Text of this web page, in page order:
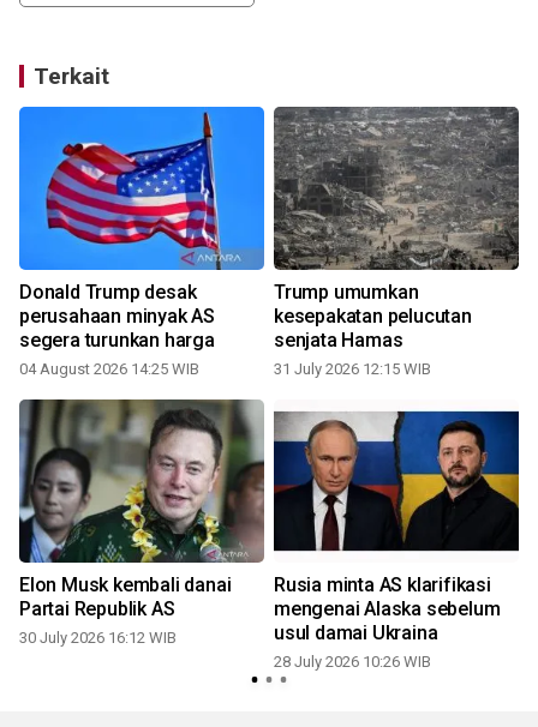
Terkait
Donald Trump desak
perusahaan minyak AS
segera turunkan harga
04 August 2026 14:25 WIB
Trump umumkan
kesepakatan pelucutan
senjata Hamas
31 July 2026 12:15 WIB
Elon Musk kembali danai
Partai Republik AS
30 July 2026 16:12 WIB
Rusia minta AS klarifikasi
mengenai Alaska sebelum
usul damai Ukraina
28 July 2026 10:26 WIB